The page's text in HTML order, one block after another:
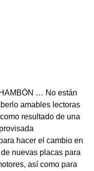
… No están
amables lectoras
resultado de una
hacer el cambio en
nuevas placas para
así como para